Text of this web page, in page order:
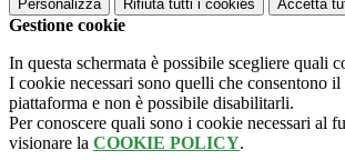
Personalizza Rifiuta tutti i cookies Accetta
Gestione cookie
In questa schermata è possibile scegliere quali
I cookie necessari sono quelli che consentono
piattaforma e non è possibile disabilitarli.
Per conoscere quali sono i cookie necessari al
visionare la COOKIE POLICY.